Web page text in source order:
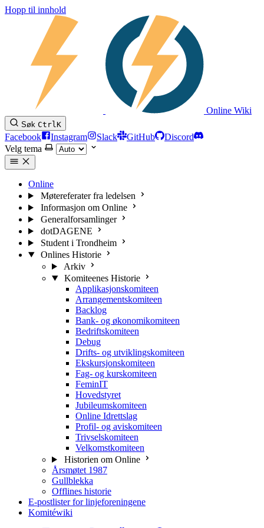
Hopp til innhold
Online Wiki
Søk CtrlK
Facebook Instagram Slack GitHub
Discord
Velg tema
Online
Møtereferater fra ledelsen
Informasjon om Online
Generalforsamlinger
dotDAGENE
Student i Trondheim
Onlines Historie
Arkiv
Komiteenes Historie
Applikasjonskomiteen
Arrangementskomiteen
Backlog
Bank- og økonomikomiteen
Bedriftskomiteen
Debug
Drifts- og utviklingskomiteen
Ekskursjonskomiteen
Fag- og kurskomiteen
FeminIT
Hovedstyret
Jubileumskomiteen
Online Idrettslag
Profil- og aviskomiteen
Trivselskomiteen
Velkomstkomiteen
Historien om Online
Årsmøtet 1987
Gullblekka
Offlines historie
E-postlister for linjeforeningene
Komitéwiki